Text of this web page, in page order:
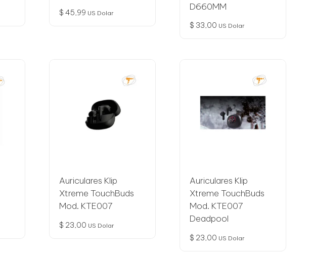
$ 45,99 US Dolar
D660MM
$ 33,00 US Dolar
Auriculares Klip
Xtreme TouchBuds
Mod. KTE007
$ 23,00 US Dolar
Auriculares Klip
Xtreme TouchBuds
Mod. KTE007
Deadpool
$ 23,00 US Dolar